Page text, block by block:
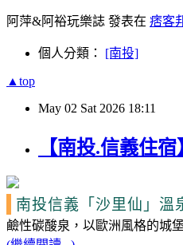
阿萍&阿裕玩樂誌 發表在 痞客
個人分類： [南投]
▲top
May 02 Sat 2026 18:11
【南投.信義住
南投信義 「沙里仙」 溫
鹼性碳酸泉，以歐洲風格的城